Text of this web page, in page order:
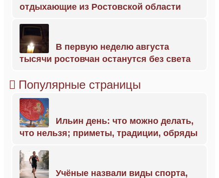
отдыхающие из Ростовской области
В первую неделю августа
тысячи ростовчан останутся без света
Популярные страницы
Ильин день: что можно делать,
что нельзя; приметы, традиции, обряды
Учёные назвали виды спорта,